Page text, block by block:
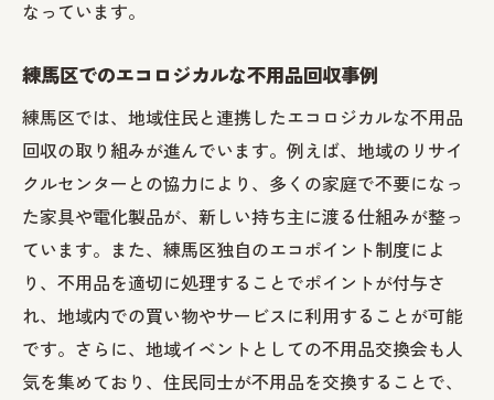
なっています。
練馬区でのエコロジカルな不用品回収事例
練馬区では、地域住民と連携したエコロジカルな不用品
回収の取り組みが進んでいます。例えば、地域のリサイ
クルセンターとの協力により、多くの家庭で不要になっ
た家具や電化製品が、新しい持ち主に渡る仕組みが整っ
ています。また、練馬区独自のエコポイント制度によ
り、不用品を適切に処理することでポイントが付与さ
れ、地域内での買い物やサービスに利用することが可能
です。さらに、地域イベントとしての不用品交換会も人
気を集めており、住民同士が不用品を交換することで、